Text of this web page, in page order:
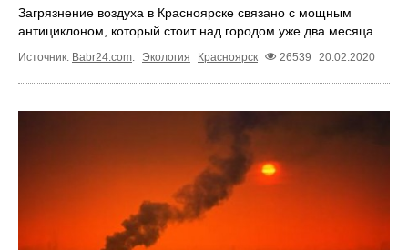
Загрязнение воздуха в Красноярске связано с мощным
антициклоном, который стоит над городом уже два месяца.
Источник: Babr24.com. Экология Красноярск 26539 20.02.2020